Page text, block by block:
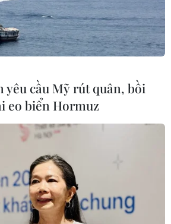
yêu cầu Mỹ rút quân, bồi
eo biển Hormuz